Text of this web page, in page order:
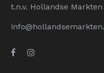
t.n.v. Hollandse Markten